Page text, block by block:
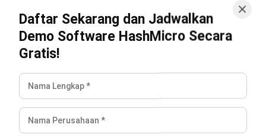
kemampuannya dalam optimalisasi proses akuntansi,
pengendalian internal, serta pengambilan keputusan
berbasis data finansial untuk mendukung pertumbuhan
HashMicro berpegang pada standar editorial yang ketat
dan menggunakan sumber utama seperti regulasi
pemerintah, pedoman industri, serta publikasi terpercaya